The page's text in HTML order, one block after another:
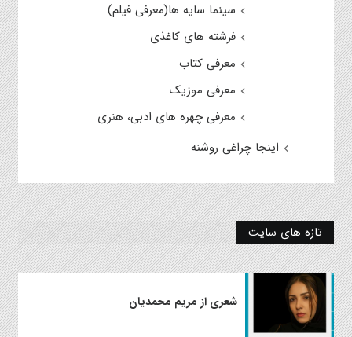
سینما سایه ها(معرفی فیلم)
فرشته های کاغذی
معرفی کتاب
معرفی موزیک
معرفی چهره های ادبی، هنری
اینجا چراغی روشنه
تازه های سایت
شعری از مریم محمدیان